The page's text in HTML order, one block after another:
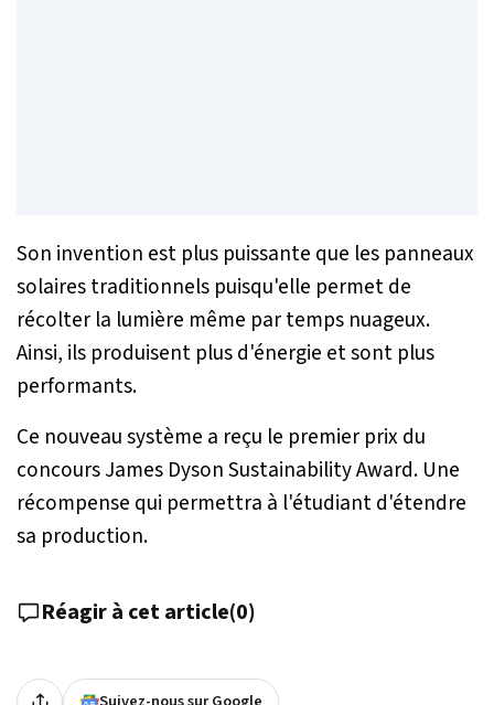
Son invention est plus puissante que les panneaux
solaires traditionnels puisqu'elle permet de
récolter la lumière même par temps nuageux.
Ainsi, ils produisent plus d'énergie et sont plus
performants.
Ce nouveau système a reçu le premier prix du
concours James Dyson Sustainability Award. Une
récompense qui permettra à l'étudiant d'étendre
sa production.
Réagir à cet article(0)